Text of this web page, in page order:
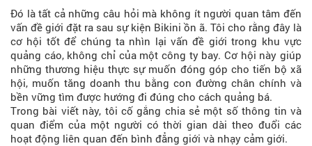
Đó là tất cả những câu hỏi mà không ít người quan tâm đến
vấn đề giới đặt ra sau sự kiện Bikini ồn ã. Tôi cho rằng đây là
cơ hội tốt để chúng ta nhìn lại vấn đề giới trong khu vực
quảng cáo, không chỉ của một công ty bay. Cơ hội này giúp
những thương hiệu thực sự muốn đóng góp cho tiến bộ xã
hội, muốn tăng doanh thu bằng con đường chân chính và
bền vững tìm được hướng đi đúng cho cách quảng bá.
Trong bài viết này, tôi cố gắng chia sẻ một số thông tin và
quan điểm của một người có thời gian dài theo đuổi các
hoạt động liên quan đến bình đẳng giới và nhạy cảm giới.